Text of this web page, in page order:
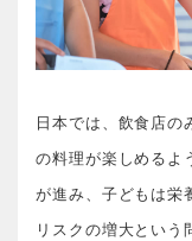
日本では、飲食店の
の料理が楽しめるよ
が進み、子どもは栄
リスクの増大という